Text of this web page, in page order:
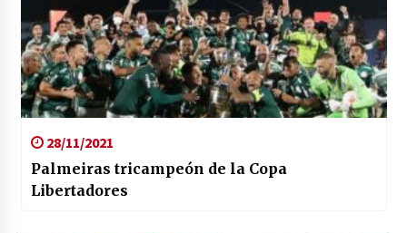
28/11/2021
Palmeiras tricampeón de la Copa
Libertadores